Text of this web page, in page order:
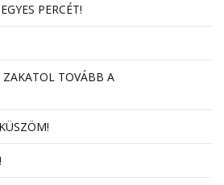
PERCÉT!
TOVÁBB A